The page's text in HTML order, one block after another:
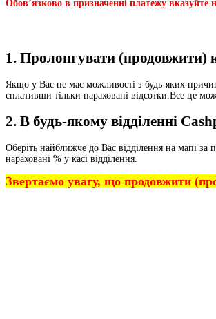
Обов’язково в призначенні платежу вказуйте
1. Пролонгувати (продовжити)
Якщо у Вас не має можливості з будь-яких
сплативши тільки нараховані відсотки.Все це
2. В будь-якому відділенні
Оберіть найближче до Вас відділення на мапі за
нараховані % у касі відділення.
Звертаємо увагу, що продовжити